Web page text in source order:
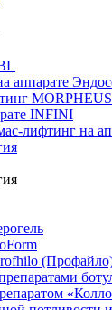
аппарате
INFINI
лифтинг на